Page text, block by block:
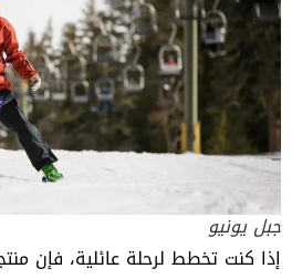
جبل يونيو